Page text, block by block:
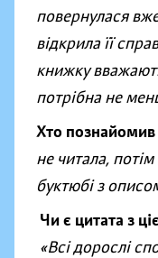
повернулася
відкрила її
книжку
потрібна не
Хто познайомив
не читала,
буктюбі з
Чи є цитата з
«Всі дорослі